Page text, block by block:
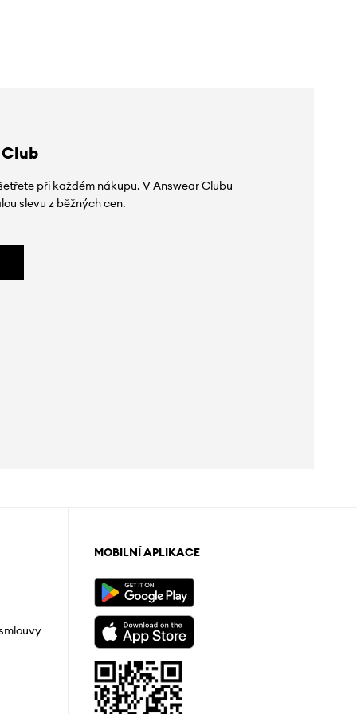
při každém nákupu. V Answear Clubu
slevu z běžných cen.
MOBILNÍ APLIKACE